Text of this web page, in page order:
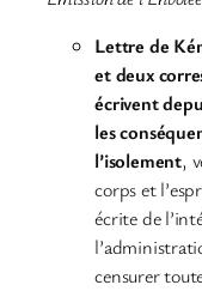
Lettre de
et deux
écrivent
les
l’isolement,
corps et
écrite de
censurer